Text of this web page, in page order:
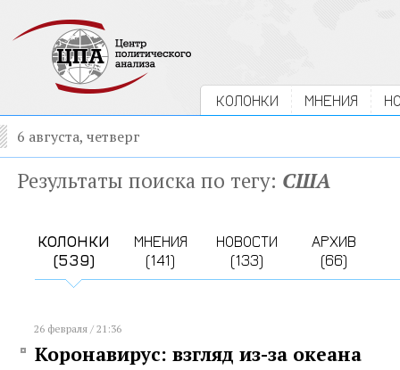
КОЛОНКИ МНЕНИЯ
6 августа, четверг
Результаты поиска по тегу: США
КОЛОНКИ
(539)
МНЕНИЯ
(141)
НОВОСТИ
(133)
АРХИВ
(66)
26 февраля / 21:36
Коронавирус: взгляд из-за океана